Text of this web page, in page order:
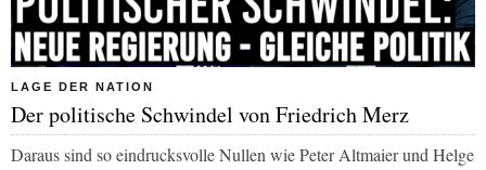
LAGE DER NATION
Der politische Schwindel von Friedrich Merz
Daraus sind so eindrucksvolle Nullen wie Peter Altmaier und Helge